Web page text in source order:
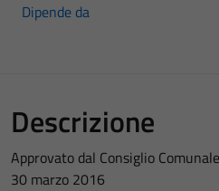
Dipende da
Descrizione
Approvato dal Consiglio
30 marzo 2016